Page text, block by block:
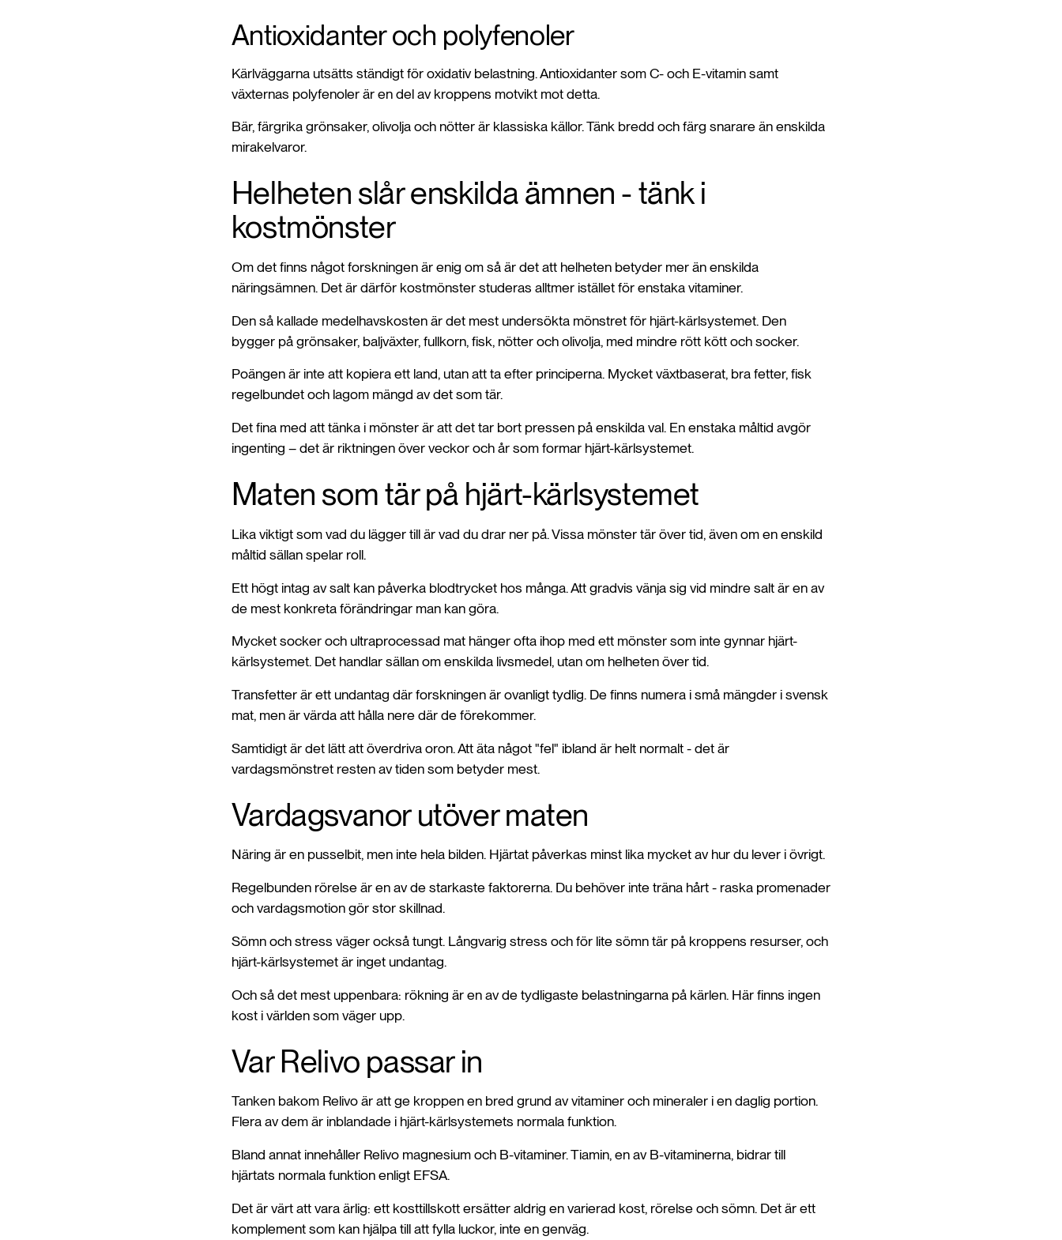
Antioxidanter och polyfenoler
Kärlväggarna utsätts ständigt för oxidativ belastning. Antioxidanter som C- och E-vitamin samt
växternas polyfenoler är en del av kroppens motvikt mot detta.
Bär, färgrika grönsaker, olivolja och nötter är klassiska källor. Tänk bredd och färg snarare än enskilda
mirakelvaror.
Helheten slår enskilda ämnen - tänk i
kostmönster
Om det finns något forskningen är enig om så är det att helheten betyder mer än enskilda
näringsämnen. Det är därför kostmönster studeras alltmer istället för enstaka vitaminer.
Den så kallade medelhavskosten är det mest undersökta mönstret för hjärt-kärlsystemet. Den
bygger på grönsaker, baljväxter, fullkorn, fisk, nötter och olivolja, med mindre rött kött och socker.
Poängen är inte att kopiera ett land, utan att ta efter principerna. Mycket växtbaserat, bra fetter, fisk
regelbundet och lagom mängd av det som tär.
Det fina med att tänka i mönster är att det tar bort pressen på enskilda val. En enstaka måltid avgör
ingenting – det är riktningen över veckor och år som formar hjärt-kärlsystemet.
Maten som tär på hjärt-kärlsystemet
Lika viktigt som vad du lägger till är vad du drar ner på. Vissa mönster tär över tid, även om en enskild
måltid sällan spelar roll.
Ett högt intag av salt kan påverka blodtrycket hos många. Att gradvis vänja sig vid mindre salt är en av
de mest konkreta förändringar man kan göra.
Mycket socker och ultraprocessad mat hänger ofta ihop med ett mönster som inte gynnar hjärt-
kärlsystemet. Det handlar sällan om enskilda livsmedel, utan om helheten över tid.
Transfetter är ett undantag där forskningen är ovanligt tydlig. De finns numera i små mängder i svensk
mat, men är värda att hålla nere där de förekommer.
Samtidigt är det lätt att överdriva oron. Att äta något "fel" ibland är helt normalt - det är
vardagsmönstret resten av tiden som betyder mest.
Vardagsvanor utöver maten
Näring är en pusselbit, men inte hela bilden. Hjärtat påverkas minst lika mycket av hur du lever i övrigt.
Regelbunden rörelse är en av de starkaste faktorerna. Du behöver inte träna hårt - raska promenader
och vardagsmotion gör stor skillnad.
Sömn och stress väger också tungt. Långvarig stress och för lite sömn tär på kroppens resurser, och
hjärt-kärlsystemet är inget undantag.
Och så det mest uppenbara: rökning är en av de tydligaste belastningarna på kärlen. Här finns ingen
kost i världen som väger upp.
Var Relivo passar in
Tanken bakom Relivo är att ge kroppen en bred grund av vitaminer och mineraler i en daglig portion.
Flera av dem är inblandade i hjärt-kärlsystemets normala funktion.
Bland annat innehåller Relivo magnesium och B-vitaminer. Tiamin, en av B-vitaminerna, bidrar till
hjärtats normala funktion enligt EFSA.
Det är värt att vara ärlig: ett kosttillskott ersätter aldrig en varierad kost, rörelse och sömn. Det är ett
komplement som kan hjälpa till att fylla luckor, inte en genväg.